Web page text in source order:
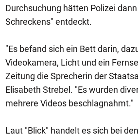
Durchsuchung hätten Polizei
Schreckens" entdeckt.
"Es befand sich ein Bett darin,
Videokamera, Licht und ein
Zeitung die Sprecherin der
Elisabeth Strebel. "Es wurden
mehrere Videos beschlagnahmt."
Laut "Blick" handelt es sich bei